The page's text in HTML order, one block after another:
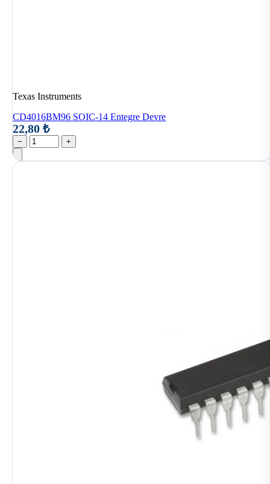
Texas Instruments
CD4016BM96 SOIC-14 Entegre Devre
22,80 ₺
− +